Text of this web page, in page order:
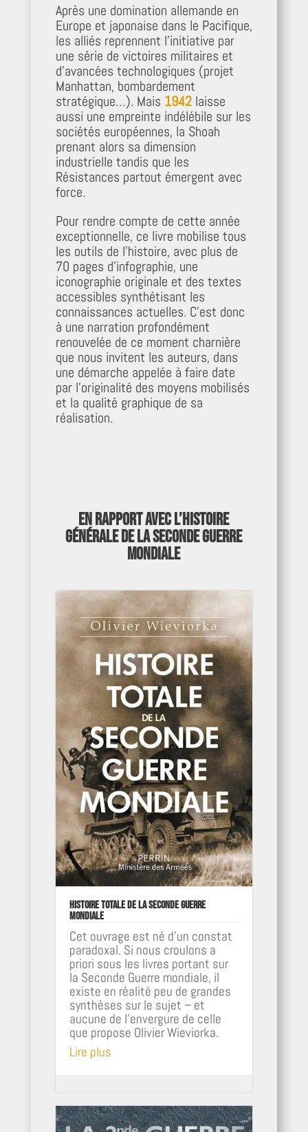
Après une domination allemande en
Europe et japonaise dans le Pacifique,
les alliés reprennent l’initiative par
une série de victoires militaires et
d’avancées technologiques (projet
Manhattan, bombardement
stratégique…). Mais 1942laisse
aussi une empreinte indélébile sur les
sociétés européennes, la Shoah
prenant alors sa dimension
industrielle tandis que les
Résistances partout émergent avec
force.
Pour rendre compte de cette année
exceptionnelle, ce livre mobilise tous
les outils de l’histoire, avec plus de
70 pages d’infographie, une
iconographie originale et des textes
accessibles synthétisant les
connaissances actuelles. C’est donc
à une narration profondément
renouvelée de ce moment charnière
que nous invitent les auteurs, dans
une démarche appelée à faire date
par l’originalité des moyens mobilisés
et la qualité graphique de sa
réalisation.
En rapport avec l’Histoire
générale de la Seconde Guerre
mondiale
Histoire totale de la Seconde Guerre
mondiale
Cet ouvrage est né d'un constat
paradoxal. Si nous croulons a
priori sous les livres portant sur
la Seconde Guerre mondiale, il
existe en réalité peu de grandes
synthèses sur le sujet – et
aucune de l'envergure de celle
que propose Olivier Wieviorka.
Lire plus